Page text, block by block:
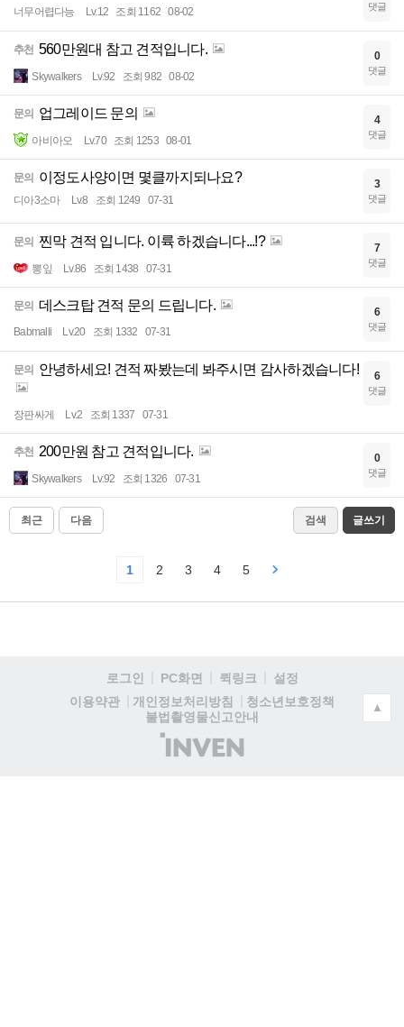
너무어렵다능 Lv.12 조회 1162 08-02 댓글
추천 560만원대 참고 견적입니다.
Skywalkers Lv.92 조회 982 08-02
0
댓글
문의 업그레이드 문의
아비아오 Lv.70 조회 1253 08-01
4
댓글
문의 이정도사양이면 몇클까지되나요?
디아3소마 Lv.8 조회 1249 07-31
3
댓글
문의 찐막 견적 입니다. 이륙 하겠습니다...!?
뽕잎 Lv.86 조회 1438 07-31
7
댓글
문의 데스크탑 견적 문의 드립니다.
Babmalli Lv.20 조회 1332 07-31
6
댓글
문의 안녕하세요! 견적 짜봤는데 봐주시면 감사하겠습니다!
장판싸게 Lv.2 조회 1337 07-31
6
댓글
추천 200만원 참고 견적입니다.
Skywalkers Lv.92 조회 1326 07-31
0
댓글
최근 다음 검색 글쓰기
1 2 3 4 5
로그인 PC화면 퀵링크
설정
이용약관
개인정보처리방침
청소년보호정책
불법촬영물신고안내
(주)
인
▲